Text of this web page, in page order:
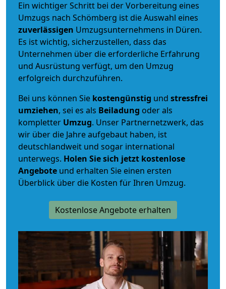
Ein wichtiger Schritt bei der Vorbereitung eines
Umzugs nach Schömberg ist die Auswahl eines
zuverlässigen Umzugsunternehmens in Düren.
Es ist wichtig, sicherzustellen, dass das
Unternehmen über die erforderliche Erfahrung
und Ausrüstung verfügt, um den Umzug
erfolgreich durchzuführen.
Bei uns können Sie kostengünstig und stressfrei
umziehen, sei es als Beiladung oder als
kompletter Umzug. Unser Partnernetzwerk, das
wir über die Jahre aufgebaut haben, ist
deutschlandweit und sogar international
unterwegs. Holen Sie sich jetzt kostenlose
Angebote und erhalten Sie einen ersten
Überblick über die Kosten für Ihren Umzug.
Kostenlose Angebote erhalten